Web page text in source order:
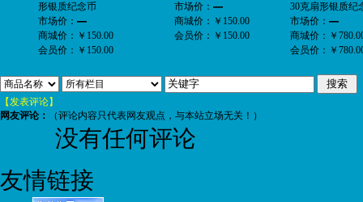
形银质纪念币
市场价： —
商城价： ￥150.00
会员价： ￥150.00
市场价： —
商城价： ￥150.00
会员价： ￥150.00
30克扇形银质纪
市场价： —
商城价： ￥
会员价： ￥
【发表评论】
网友评论：
（评论内容只代表网友观点，与本站立场无关！）
没有任何评论
友情链接